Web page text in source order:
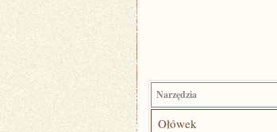
Narzędzia
Ołówek